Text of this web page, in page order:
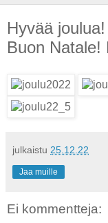
Hyvää
Buon Natale!
julkaistu 25.12.22
Jaa muille
Ei kommentteja: